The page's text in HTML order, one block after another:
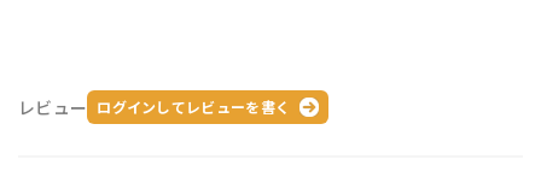
レビュー ログインしてレビューを書く